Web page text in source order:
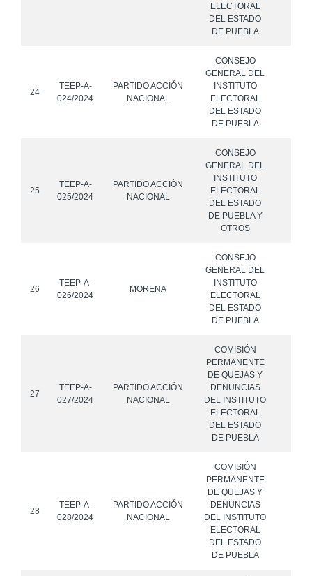
ELECTORAL
DEL ESTADO
DE PUEBLA
24
TEEP-A-
024/2024
PARTIDO ACCIÓN
NACIONAL
CONSEJO
GENERAL DEL
INSTITUTO
ELECTORAL
DEL ESTADO
DE PUEBLA
25
TEEP-A-
025/2024
PARTIDO ACCIÓN
NACIONAL
CONSEJO
GENERAL DEL
INSTITUTO
ELECTORAL
DEL ESTADO
DE PUEBLA Y
OTROS
26
TEEP-A-
026/2024
MORENA
CONSEJO
GENERAL DEL
INSTITUTO
ELECTORAL
DEL ESTADO
DE PUEBLA
27
TEEP-A-
027/2024
PARTIDO ACCIÓN
NACIONAL
COMISIÓN
PERMANENTE
DE QUEJAS Y
DENUNCIAS
DEL INSTITUTO
ELECTORAL
DEL ESTADO
DE PUEBLA
28
TEEP-A-
028/2024
PARTIDO ACCIÓN
NACIONAL
COMISIÓN
PERMANENTE
DE QUEJAS Y
DENUNCIAS
DEL INSTITUTO
ELECTORAL
DEL ESTADO
DE PUEBLA